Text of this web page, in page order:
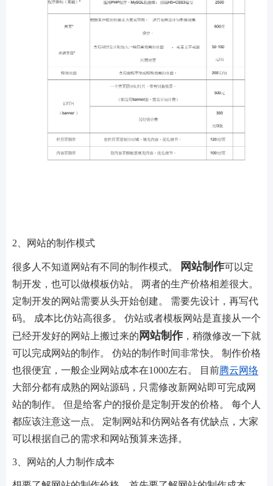
2、网站的制作模式
很多人不知道网站有不同的制作模式。 网站制作可以定
制开发，也可以做模板仿站。 两者的生产价格相差很大。
定制开发的网站需要从头开始创建。 需要先设计，再写代
码。 成本比仿站高很多。 仿站或者模板网站是直接从一个
已经开发好的网站上搬过来的 网站制作，稍微修改一下就
可以完成网站的制作。 仿站的制作时间非常快。 制作价格
也很便宜，一般企业网站成本在1000左右。 目前腾云网络
大部分都有成熟的网站源码，只需修改新网站即可完成网
站的制作。 但是给客户的报价是定制开发的价格。 每个人
都应该注意这一点。 定制网站和仿网站各有优缺点，大家
可以根据自己的需求和网站预算来选择。
3、网站的人力制作成本